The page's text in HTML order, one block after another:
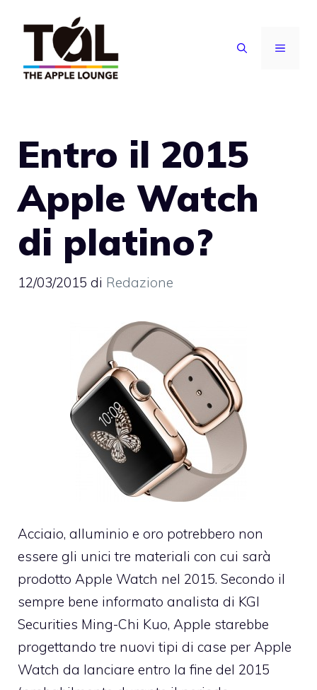
contenuto
MENU
Entro il 2015
Apple Watch
di platino?
12/03/2015 di Redazione
Acciaio, alluminio e oro potrebbero non
essere gli unici tre materiali con cui sarà
prodotto Apple Watch nel 2015. Secondo il
sempre bene informato analista di KGI
Securities Ming-Chi Kuo, Apple starebbe
progettando tre nuovi tipi di case per Apple
Watch da lanciare entro la fine del 2015